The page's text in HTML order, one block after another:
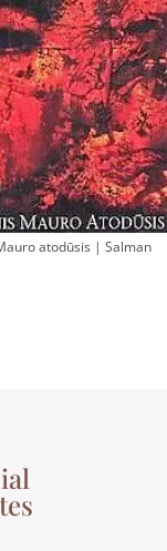
atodūsis | Salman